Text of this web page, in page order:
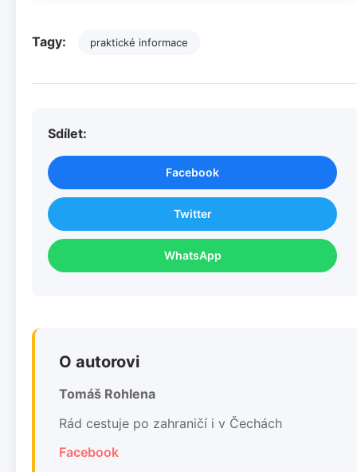
Tagy: praktické informace
Sdílet:
Facebook
Twitter
WhatsApp
O autorovi
Tomáš Rohlena
Rád cestuje po zahraničí i v Čechách
Facebook